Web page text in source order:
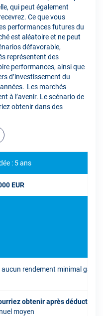
qui peut également
Ce que vous
performances futures du
est aléatoire et ne peut
défavorable,
représentent des
performances, ainsi que
d’investissement du
Les marchés
à l’avenir. Le scénario de
obtenir dans des
: 5 ans
EUR
aucun rendement minimal
obtenir après déduction
moyen